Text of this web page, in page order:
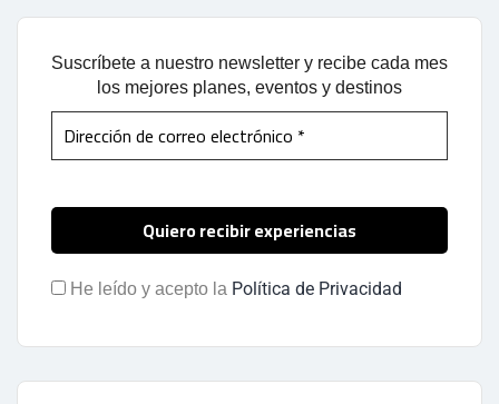
Suscríbete a nuestro newsletter y recibe cada mes
los mejores planes, eventos y destinos
He leído y acepto la Política de Privacidad